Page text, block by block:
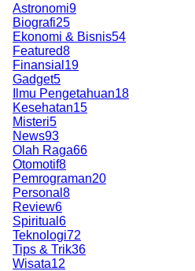
Astronomi9
Biografi25
Ekonomi & Bisnis54
Featured8
Finansial 19
Gadget5
Ilmu Pengetahuan18
Kesehatan15
Misteri5
News93
Olah Raga66
Otomotif8
Pemrograman20
Personal 8
Review6
Spiritual 6
Teknologi72
Tips & Trik36
Wisata12